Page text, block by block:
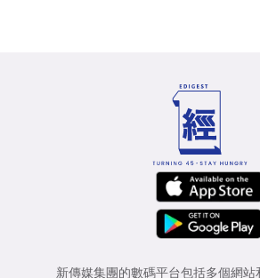
新傳媒集團的數碼平台包括多個網站